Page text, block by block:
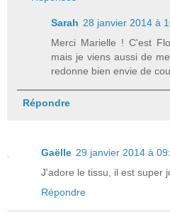
Sarah 28 janvier 2014 à
Merci Marielle ! C'est
mais je viens aussi de
redonne bien envie de
Répondre
Gaëlle 29 janvier 2014 à
J'adore le tissu, il est super
Répondre